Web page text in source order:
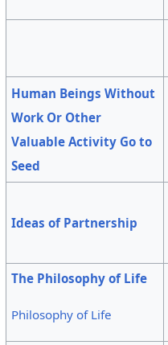
Human Beings Without
Work Or Other
Valuable Activity Go to
Seed
Ideas of Partnership
The Philosophy of Life
Philosophy of Life